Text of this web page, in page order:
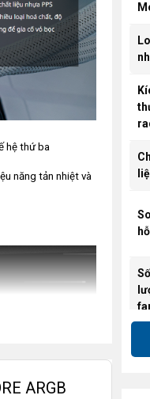
hệ thứ ba
năng tản nhiệt và
ARGB
Số